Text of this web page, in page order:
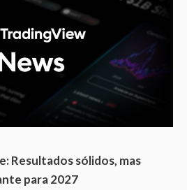
Resultados sólidos, mas
para 2027